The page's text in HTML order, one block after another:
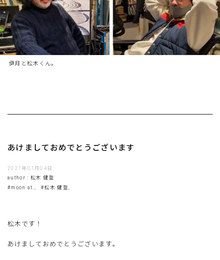
伊月と松木くん。
あけましておめでとうございます
2021年01月04日
author : 松木 健登
#moon at.,
#松木 健登,
松木です！
あけましておめでとうございます。